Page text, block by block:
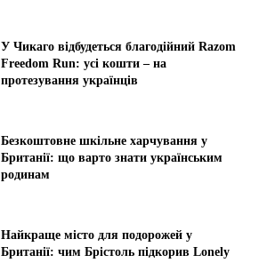
У Чикаго відбудеться благодійний Razom
Freedom Run: усі кошти – на
протезування українців
Безкоштовне шкільне харчування у
Британії: що варто знати українським
родинам
Найкраще місто для подорожей у
Британії: чим Брістоль підкорив Lonely